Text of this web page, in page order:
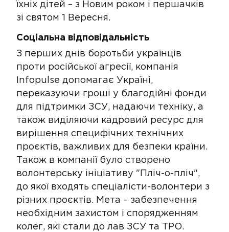
їхніх дітей – з Новим роком і першачків
зі святом 1 Вересня.
Соціальна відповідальність
З перших днів боротьби українців
проти російської агресії, компанія
Infopulse допомагає Україні,
переказуючи гроші у благодійні фонди
для підтримки ЗСУ, надаючи техніку, а
також виділяючи кадровий ресурс для
вирішення специфічних технічних
проєктів, важливих для безпеки країни.
Також в компанії було створено
волонтерську ініціативу "Пліч-о-пліч",
до якої входять спеціалісти-волонтери з
різних проєктів. Мета – забезпечення
необхідним захистом і спорядженням
колег, які стали до лав ЗСУ та ТРО.